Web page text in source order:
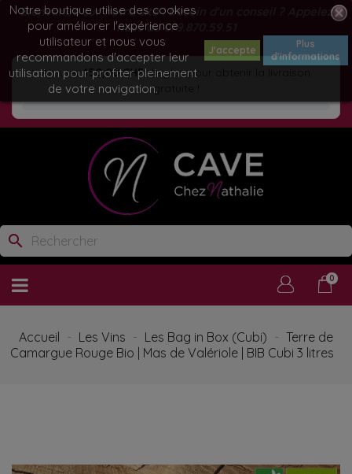
Bienvenue sur notre site ! Besoin d'un conseil ? Appelez
nous au 079.870.59.51
Ajoutez150,00 CHFde plus pour obtenir la livraison
gratuite !
search
Notre boutique utilise des cookies
pour améliorer l'expérience
utilisateur et nous vous
recommandons d'accepter leur
utilisation pour profiter pleinement
de votre navigation.
J'accepte
Plus
d'informations
0
Accueil Les Vins Les Bag in Box (Cubi)
Terre de
Camargue Rouge Bio | Mas de Valériole | BIB Cubi 3 litres